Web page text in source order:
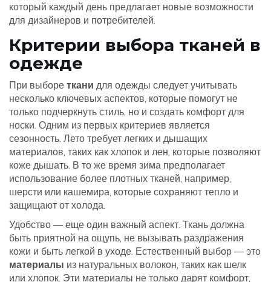
который каждый день предлагает новые возможности
для дизайнеров и потребителей.
Критерии выбора тканей в
одежде
При выборе ткани для одежды следует учитывать
несколько ключевых аспектов, которые помогут не
только подчеркнуть стиль, но и создать комфорт для
носки. Одним из первых критериев является
сезонность. Лето требует легких и дышащих
материалов, таких как хлопок и лен, которые позволяют
коже дышать. В то же время зима предполагает
использование более плотных тканей, например,
шерсти или кашемира, которые сохраняют тепло и
защищают от холода.
Удобство — еще один важный аспект. Ткань должна
быть приятной на ощупь, не вызывать раздражения
кожи и быть легкой в уходе. Естественный выбор — это
материалы из натуральных волокон, таких как шелк
или хлопок. Эти материалы не только дарят комфорт,